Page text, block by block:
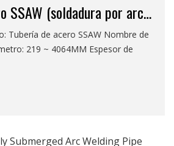
SSAW (soldadura por arco
Tubería de acero SSAW Nombre de
219 ~ 4064MM Espesor de